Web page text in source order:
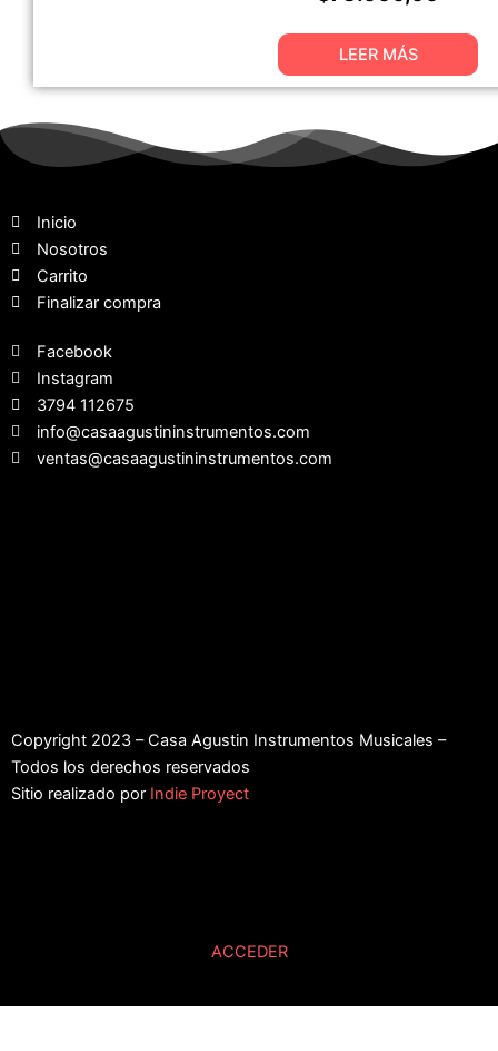
LEER MÁS
Inicio
Nosotros
Carrito
Finalizar compra
Facebook
Instagram
3794 112675
info@casaagustininstrumentos.com
ventas@casaagustininstrumentos.com
Copyright 2023 – Casa Agustin Instrumentos Musicales –
Todos los derechos reservados
Sitio realizado por Indie Proyect
ACCEDER